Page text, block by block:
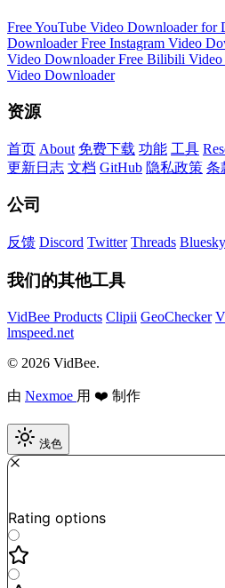
Free YouTube Video Downloader for
DownloaderFree Instagram Video
Video DownloaderFree Bilibili
Video Downloader
资源
首页 About 免费下载 功能 工具
更新日志 文档 GitHub 隐私政策 条
公司
反馈 Discord Twitter Threads Bluesky
我们的其他工具
VidBee Products Clipii GeoChecker
lmspeed.net
© 2026 VidBee.
由 Nexmoe 用 ❤️ 制作
浅色
Rating options